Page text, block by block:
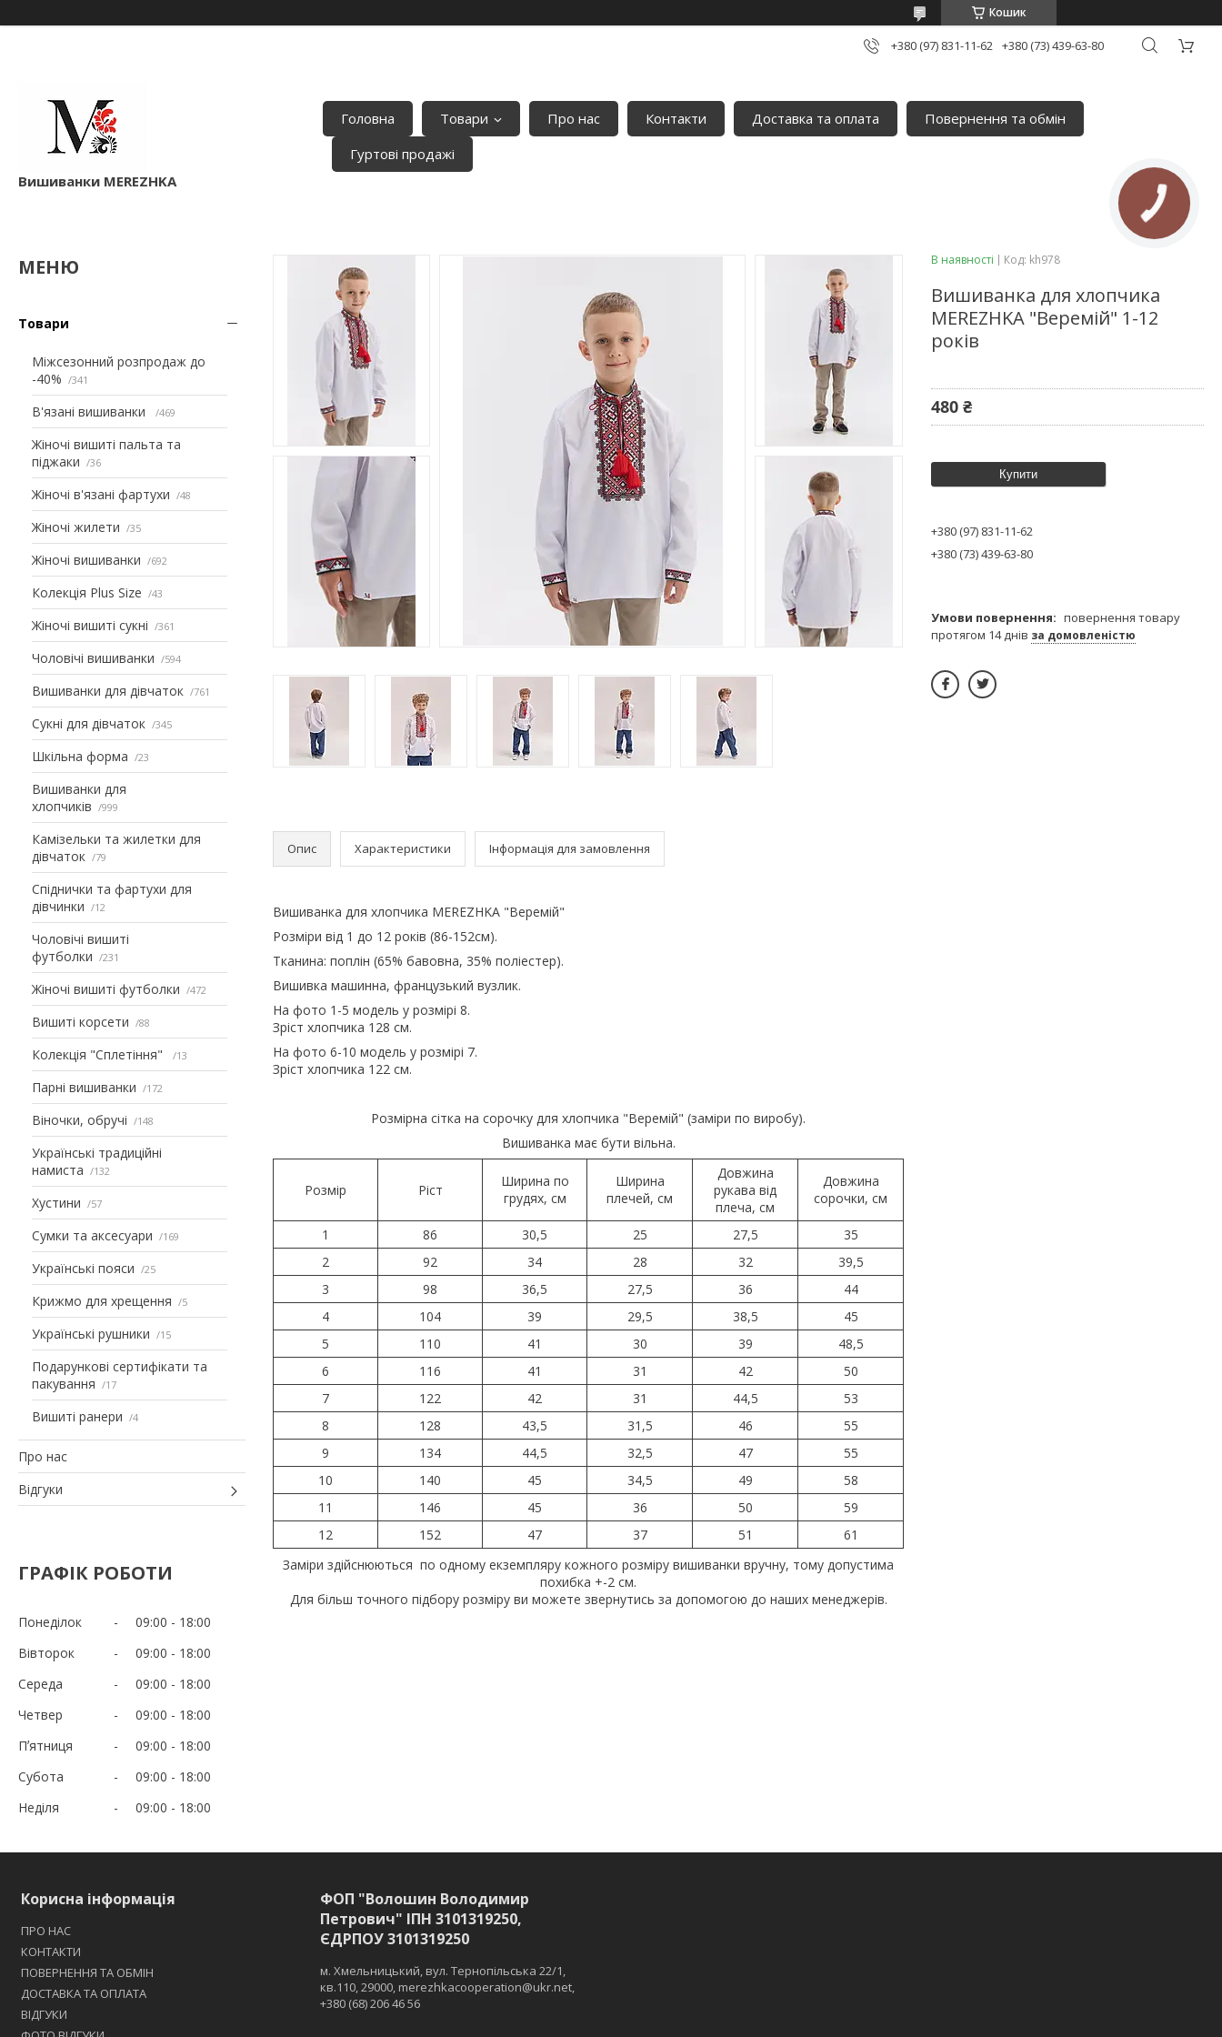
Кошик
+380 (97) 831-11-62 +380 (73) 439-63-80
Вишиванки MEREZHKA
Головна Товари Про нас Контакти Доставка та оплата
Повернення та обмін
Гуртові продажі
Товари
Міжсезонний розпродаж до
-40%
341
В'язані вишиванки 469
Жіночі вишиті пальта та
піджаки
36
Жіночі в'язані фартухи 48
Жіночі жилети 35
Жіночі вишиванки 692
Колекція Plus Size 43
Жіночі вишиті сукні 361
Чоловічі вишиванки 594
Вишиванки для дівчаток 761
Сукні для дівчаток 345
Шкільна форма 23
Вишиванки для
хлопчиків
999
Камізельки та жилетки для
дівчаток
79
Спіднички та фартухи для
дівчинки
12
Чоловічі вишиті
футболки
231
Жіночі вишиті футболки 472
Вишиті корсети 88
Колекція "Сплетіння" 13
Парні вишиванки 172
Віночки, обручі 148
Українські традиційні
намиста
132
Хустини 57
Сумки та аксесуари 169
Українські пояси 25
Крижмо для хрещення 5
Українські рушники 15
Подарункові сертифікати та
пакування
17
Вишиті ранери 4
Про нас
Відгуки
ГРАФІК РОБОТИ
Понеділок 09:00
18:00
Вівторок
09:00
18:00
Середа
09:00
18:00
Четвер
09:00
18:00
Пʼятниця
09:00
18:00
Субота
09:00
18:00
Неділя
09:00 18:00
Опис Характеристики Інформація для замовлення
Вишиванка для хлопчика MEREZHKA "Веремій"
Розміри від 1 до 12 років (86-152см).
Тканина: поплін (65% бавовна, 35% поліестер).
Вишивка машинна, французький вузлик.
На фото 1-5 модель у розмірі 8.
Зріст хлопчика 128 см.
На фото 6-10 модель у розмірі 7.
Зріст хлопчика 122 см.
Розмірна сітка на сорочку для хлопчика "Веремій" (заміри по виробу).
Вишиванка має бути вільна.
Розмір Ріст
Ширина по
грудях, см
Ширина
плечей, см
Довжина
рукава від
плеча, см
Довжина
сорочки, см
1 86 30,5 25 27,5
35
2
92 34 28 32
39,5
3
98 36,5 27,5 36
44
4
104 39 29,5 38,5
45
5
110 41 30 39
48,5
6
116 41 31 42
50
7
122 42 31 44,5
53
8
128 43,5 31,5 46
55
9
134 44,5 32,5 47
55
10
140 45 34,5 49
58
11
146 45 36 50
59
12
152 47 37 51
61
Заміри здійснюються по одному екземпляру кожного розміру вишиванки вручну, тому допустима
похибка +-2 см.
Для більш точного підбору розміру ви можете звернутись за допомогою до наших менеджерів.
В наявності Код: kh978
Вишиванка для хлопчика
MEREZHKA "Веремій" 1-12
років
480 ₴
Купити
+380 (97) 831-11-62
+380 (73) 439-63-80
повернення товару
протягом 14 днів за домовленістю
Корисна інформація
ПРО НАС
КОНТАКТИ
ПОВЕРНЕННЯ ТА ОБМІН
ДОСТАВКА ТА ОПЛАТА
ВІДГУКИ
ФОП "Волошин Володимир
Петрович" ІПН 3101319250,
ЄДРПОУ 3101319250
м. Хмельницький, вул. Тернопільська 22/1,
кв.110, 29000, merezhkacooperation@ukr.net,
+380 (68) 206 46 56